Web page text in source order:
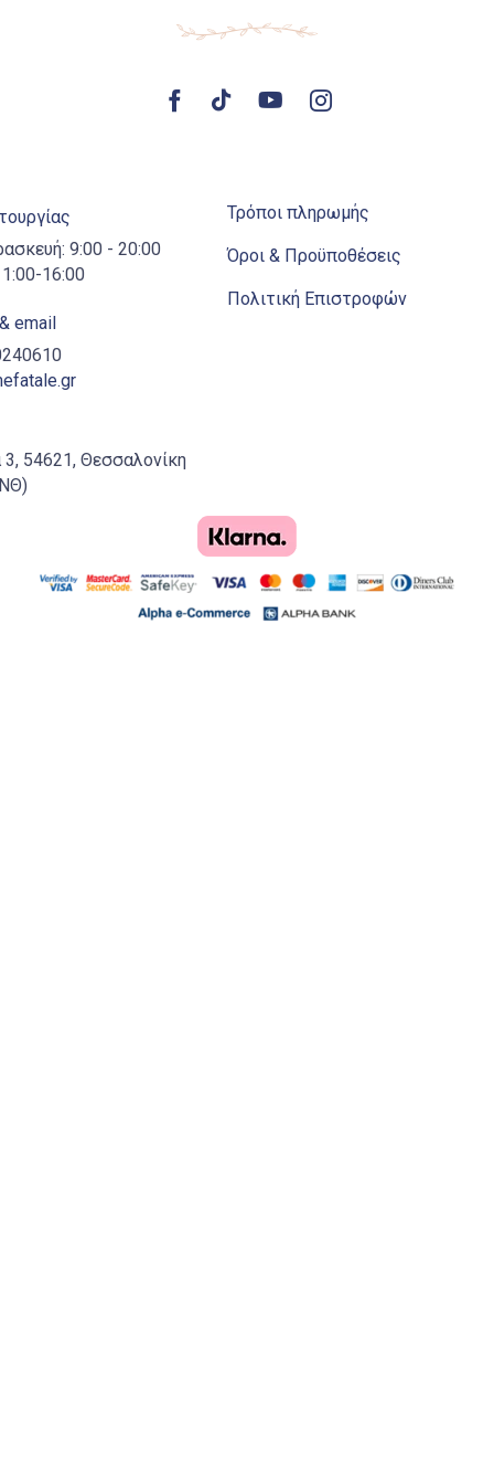
9:00 - 20:00
16:00
email
54621, Θεσσαλονίκη
Τρόποι πληρωμής
Όροι & Προϋποθέσεις
Πολιτική Επιστροφών